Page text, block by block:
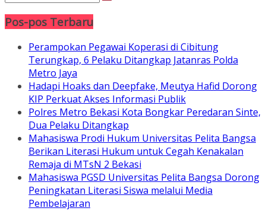
Pos-pos Terbaru
Perampokan Pegawai Koperasi di Cibitung
Terungkap, 6 Pelaku Ditangkap Jatanras Polda
Metro Jaya
Hadapi Hoaks dan Deepfake, Meutya Hafid Dorong
KIP Perkuat Akses Informasi Publik
Polres Metro Bekasi Kota Bongkar Peredaran Sinte,
Dua Pelaku Ditangkap
Mahasiswa Prodi Hukum Universitas Pelita Bangsa
Berikan Literasi Hukum untuk Cegah Kenakalan
Remaja di MTsN 2 Bekasi
Mahasiswa PGSD Universitas Pelita Bangsa Dorong
Peningkatan Literasi Siswa melalui Media
Pembelajaran